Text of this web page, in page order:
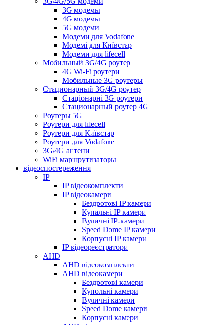
3G модемы
4G модемы
5G модеми
Модеми для Vodafone
Модемі для Київстар
Модеми для lifecell
Мобильный 3G/4G роутер
4G Wi-Fi роутери
Мобильные 3G роутеры
Стационарный 3G/4G роутер
Стаціонарні 3G роутери
Стационарный роутер 4G
Роутеры 5G
Роутери для lifecell
Роутери для Київстар
Роутери для Vodafone
3G/4G антени
WiFi маршрутизаторы
відеоспостереження
IP
IP відеокомплекти
IP відеокамери
Бездротові IP камери
Купальні IP камери
Вуличні IP-камери
Speed Dome IP камери
Корпусні IP камери
IP відеореєстратори
AHD
AHD відеокомплекти
AHD відеокамери
Бездротові камери
Купольні камери
Вуличні камери
Speed Dome камери
Корпусні камери